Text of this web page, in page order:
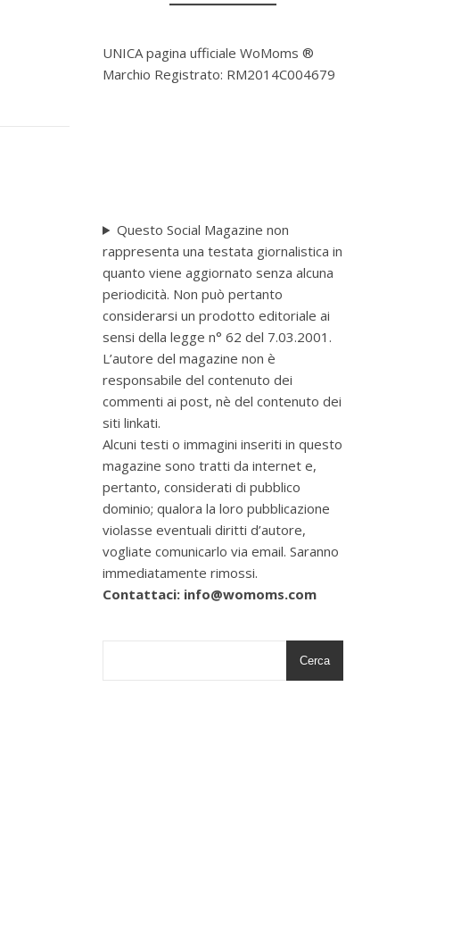
UNICA pagina ufficiale WoMoms ®
Marchio Registrato: RM2014C004679
Questo Social Magazine non
rappresenta una testata giornalistica in
quanto viene aggiornato senza alcuna
periodicità. Non può pertanto
considerarsi un prodotto editoriale ai
sensi della legge n° 62 del 7.03.2001.
L’autore del magazine non è
responsabile del contenuto dei
commenti ai post, nè del contenuto dei
siti linkati.
Alcuni testi o immagini inseriti in questo
magazine sono tratti da internet e,
pertanto, considerati di pubblico
dominio; qualora la loro pubblicazione
violasse eventuali diritti d’autore,
vogliate comunicarlo via email. Saranno
immediatamente rimossi.
Contattaci: info@womoms.com
Cerca